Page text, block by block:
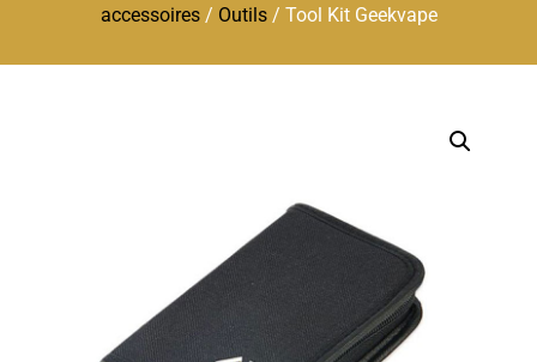
accessoires/ Outils/ Tool Kit Geekvape